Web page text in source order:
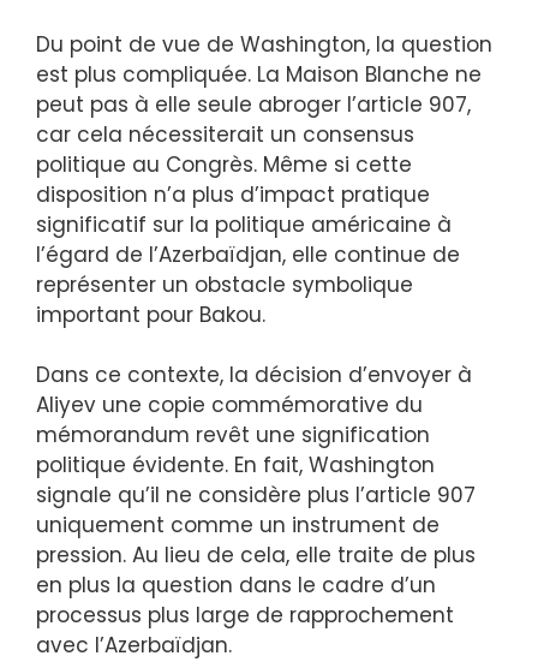
Du point de vue de Washington, la question
est plus compliquée. La Maison Blanche ne
peut pas à elle seule abroger l’article 907,
car cela nécessiterait un consensus
politique au Congrès. Même si cette
disposition n’a plus d’impact pratique
significatif sur la politique américaine à
l’égard de l’Azerbaïdjan, elle continue de
représenter un obstacle symbolique
important pour Bakou.
Dans ce contexte, la décision d’envoyer à
Aliyev une copie commémorative du
mémorandum revêt une signification
politique évidente. En fait, Washington
signale qu’il ne considère plus l’article 907
uniquement comme un instrument de
pression. Au lieu de cela, elle traite de plus
en plus la question dans le cadre d’un
processus plus large de rapprochement
avec l’Azerbaïdjan.